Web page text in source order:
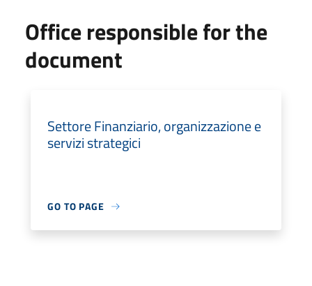
Office responsible for the
document
Settore Finanziario, organizzazione e
servizi strategici
GO TO PAGE